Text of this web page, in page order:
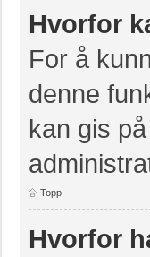
Hvorfor
For å
denne
kan gis
Topp
Hvorfor